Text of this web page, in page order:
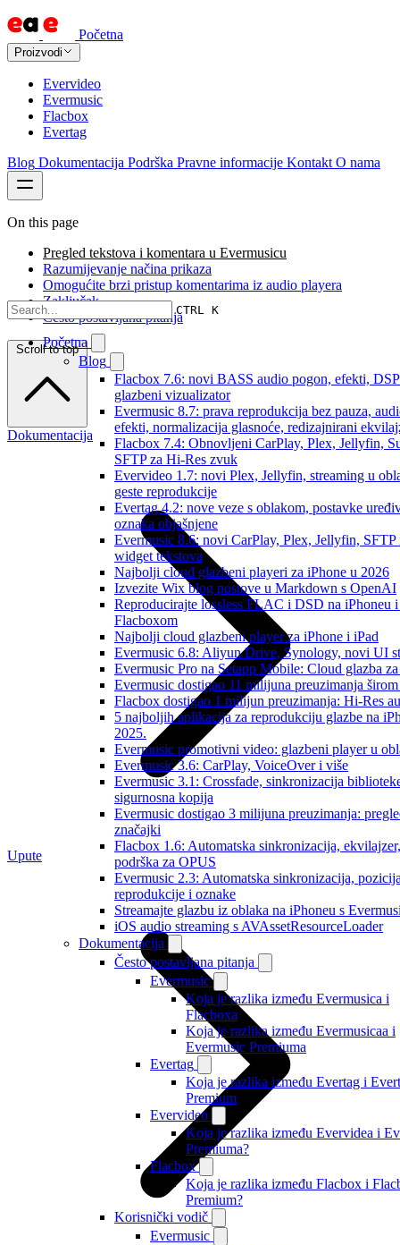
Početna
Proizvodi
Evervideo
Evermusic
Flacbox
Evertag
Blog Dokumentacija Podrška Pravne informacije Kontakt O nama
CTRL K
Početna
Blog
Flacbox 7.6: novi BASS audio pogon, efekti,
glazbeni vizualizator
Evermusic 8.7: prava reprodukcija bez pauza,
efekti, normalizacija glasnoće, redizajnirani
Flacbox 7.4: Obnovljeni CarPlay, Plex, Jellyfin,
SFTP za Hi-Res zvuk
Evervideo 1.7: novi Plex, Jellyfin, streaming u
geste reprodukcije
Evertag 4.2: nove veze s oblakom, postavke
oznaka objašnjene
Evermusic 8.6: novi CarPlay, Plex, Jellyfin, SFTP
widget tekstova
Najbolji cloud glazbeni playeri za iPhone u 2026
Izvezite Wix blog postove u Markdown s OpenAI
Reproducirajte lossless FLAC i DSD na iPhoneu
Flacboxom
Najbolji cloud glazbeni player za iPhone i iPad
Evermusic 6.8: Aliyun Drive, Synology, novi UI
Evermusic Pro na Setapp Mobile: Cloud glazba
Evermusic dostigao 11 milijuna preuzimanja
Flacbox dostigao 1 milijun preuzimanja: Hi-Res
5 najboljih aplikacija za reprodukciju glazbe na
2025.
Evermusic promotivni video: glazbeni player u
Evermusic 3.6: CarPlay, VoiceOver i više
Evermusic 3.1: Crossfade, sinkronizacija
sigurnosna kopija
Evermusic dostigao 3 milijuna preuzimanja:
značajki
Flacbox 1.6: Automatska sinkronizacija, ekvilajzer,
podrška za OPUS
Evermusic 2.3: Automatska sinkronizacija,
reprodukcije i oznake
Streamajte glazbu iz oblaka na iPhoneu s
iOS audio streaming s AVAssetResourceLoader
Dokumentacija
Često postavljana pitanja
Evermusic
Koja je razlika između Evermusica i
Flacboxa
Koja je razlika između Evermusicaa i
Evermusic Premiuma
Evertag
Koja je razlika između Evertag i
Premium
Evervideo
Koja je razlika između Evervidea i
Premiuma?
Flacbox
Koja je razlika između Flacbox i
Premium?
Korisnički vodič
Evermusic
On this page
Pregled tekstova i komentara u Evermusicu
Razumijevanje načina prikaza
Omogućite brzi pristup komentarima iz audio playera
Zaključak
Često postavljana pitanja
Scroll to top
Dokumentacija
Upute